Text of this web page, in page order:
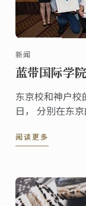
新闻
蓝带国际学
东京校和神户
日， 分别在东
阅读更多